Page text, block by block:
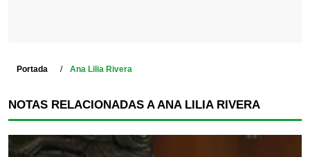
Portada Ana Lilia Rivera
NOTAS RELACIONADAS A ANA LILIA RIVERA